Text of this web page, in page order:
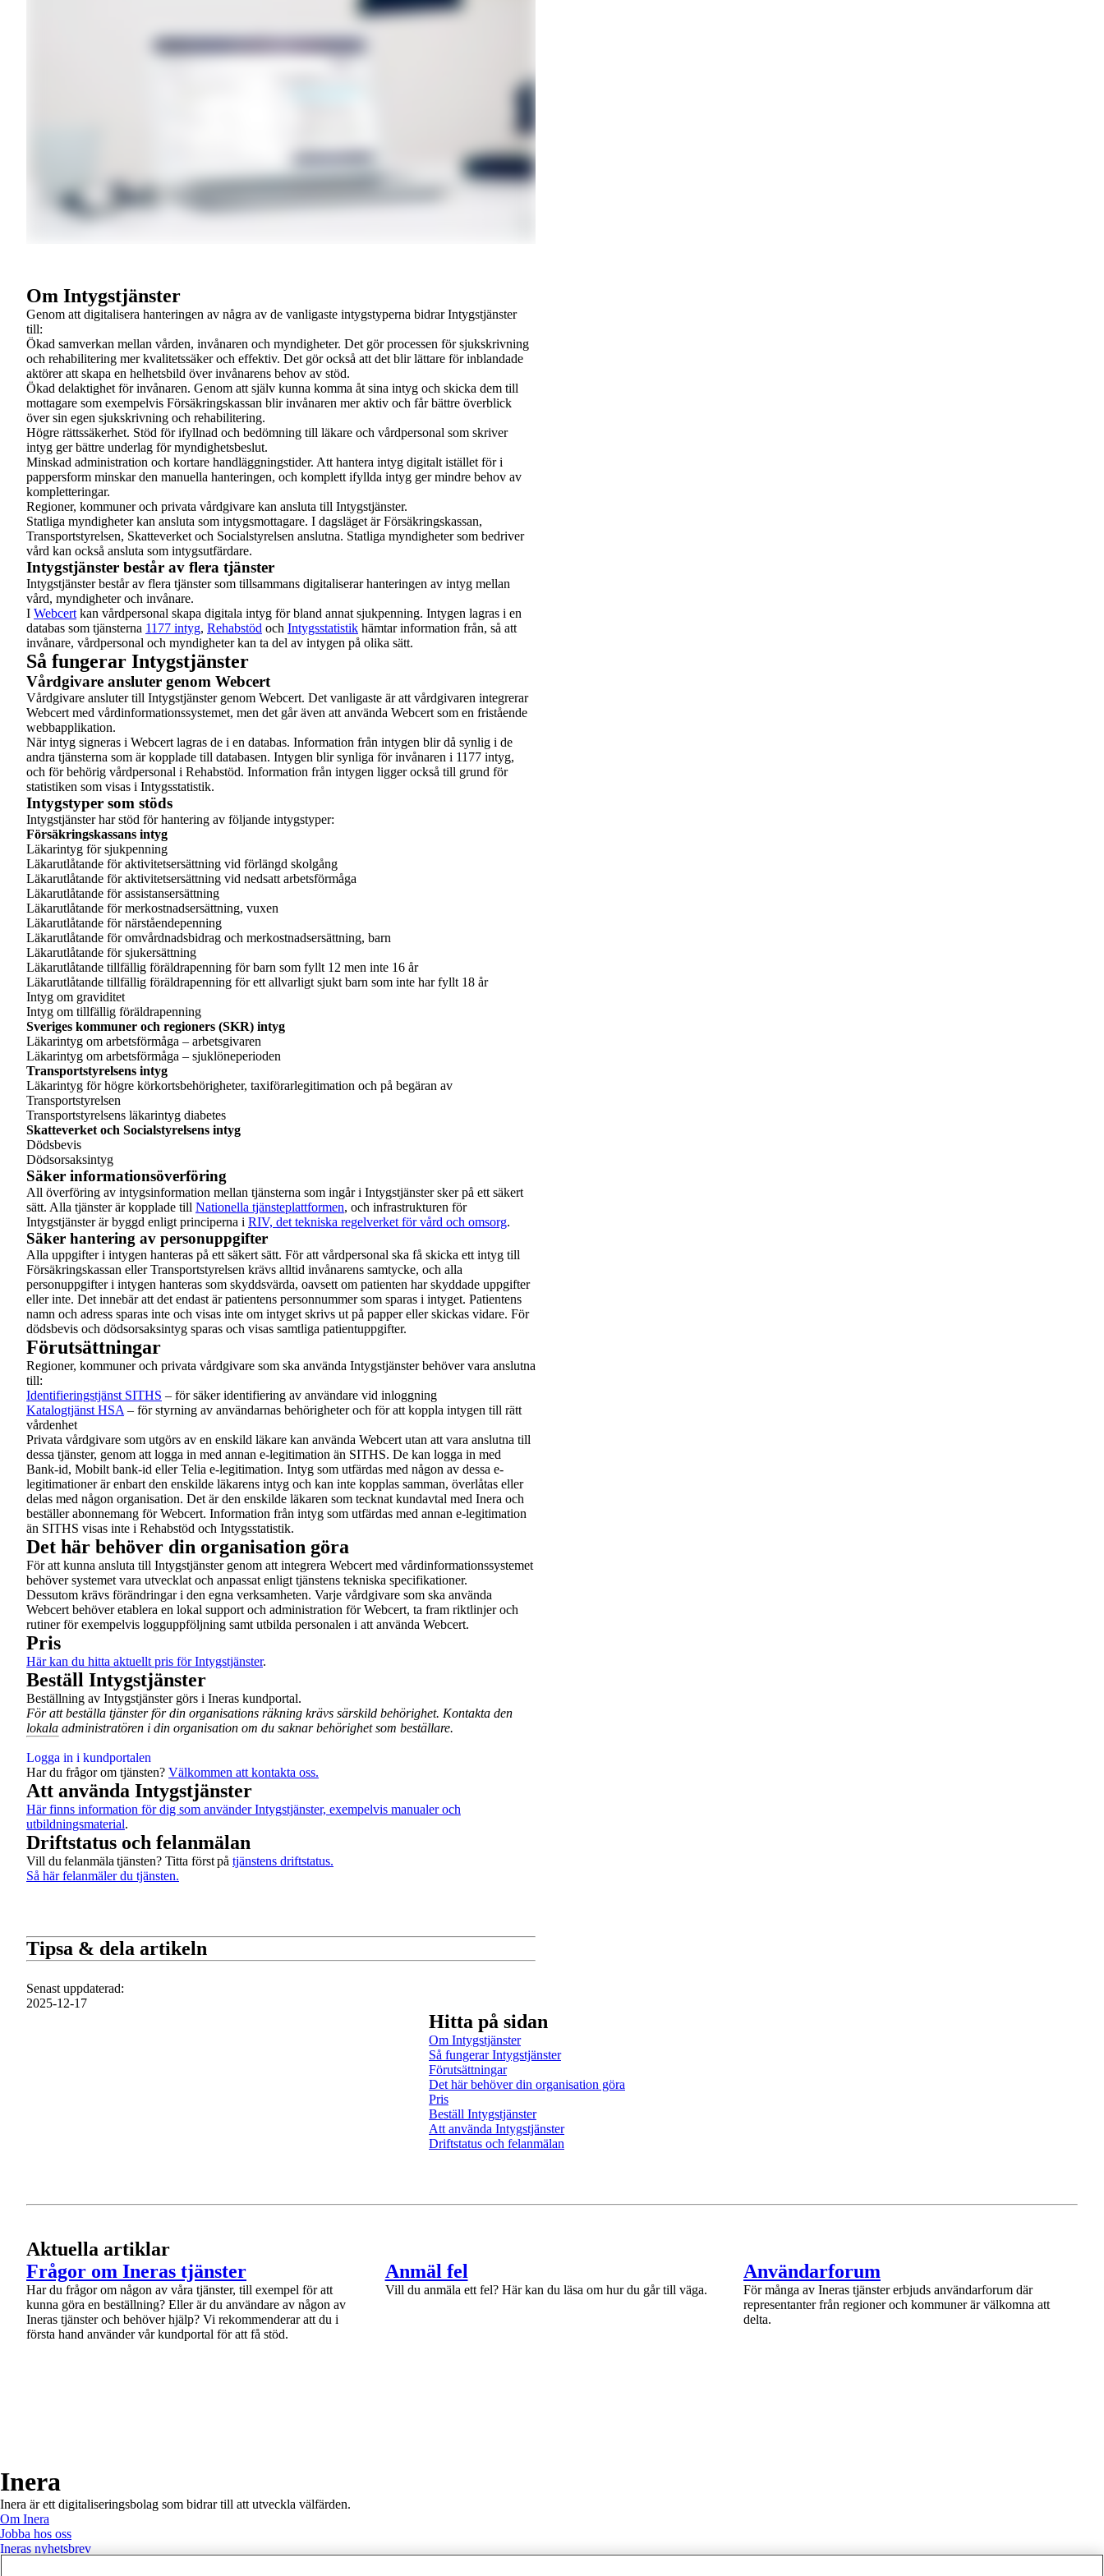
Om Intygstjänster
Genom att digitalisera hanteringen av några av de vanligaste intygstyperna bidrar Intygstjänster
till:
Ökad samverkan mellan vården, invånaren och myndigheter. Det gör processen för sjukskrivning
och rehabilitering mer kvalitetssäker och effektiv. Det gör också att det blir lättare för inblandade
aktörer att skapa en helhetsbild över invånarens behov av stöd.
Ökad delaktighet för invånaren. Genom att själv kunna komma åt sina intyg och skicka dem till
mottagare som exempelvis Försäkringskassan blir invånaren mer aktiv och får bättre överblick
över sin egen sjukskrivning och rehabilitering.
Högre rättssäkerhet. Stöd för ifyllnad och bedömning till läkare och vårdpersonal som skriver
intyg ger bättre underlag för myndighetsbeslut.
Minskad administration och kortare handläggningstider. Att hantera intyg digitalt istället för i
pappersform minskar den manuella hanteringen, och komplett ifyllda intyg ger mindre behov av
kompletteringar.
Regioner, kommuner och privata vårdgivare kan ansluta till Intygstjänster.
Statliga myndigheter kan ansluta som intygsmottagare. I dagsläget är Försäkringskassan,
Transportstyrelsen, Skatteverket och Socialstyrelsen anslutna. Statliga myndigheter som bedriver
vård kan också ansluta som intygsutfärdare.
Intygstjänster består av flera tjänster
Intygstjänster består av flera tjänster som tillsammans digitaliserar hanteringen av intyg mellan
vård, myndigheter och invånare.
I Webcertkan vårdpersonal skapa digitala intyg för bland annat sjukpenning. Intygen lagras i en
databas som tjänsterna 1177 intyg, Rehabstöd och Intygsstatistik hämtar information från, så att
invånare, vårdpersonal och myndigheter kan ta del av intygen på olika sätt.
Så fungerar Intygstjänster
Vårdgivare ansluter genom Webcert
Vårdgivare ansluter till Intygstjänster genom Webcert. Det vanligaste är att vårdgivaren integrerar
Webcert med vårdinformationssystemet, men det går även att använda Webcert som en fristående
webbapplikation.
När intyg signeras i Webcert lagras de i en databas. Information från intygen blir då synlig i de
andra tjänsterna som är kopplade till databasen. Intygen blir synliga för invånaren i 1177 intyg,
och för behörig vårdpersonal i Rehabstöd. Information från intygen ligger också till grund för
statistiken som visas i Intygsstatistik.
Intygstyper som stöds
Intygstjänster har stöd för hantering av följande intygstyper:
Försäkringskassans intyg
Läkarintyg för sjukpenning
Läkarutlåtande för aktivitetsersättning vid förlängd skolgång
Läkarutlåtande för aktivitetsersättning vid nedsatt arbetsförmåga
Läkarutlåtande för assistansersättning
Läkarutlåtande för merkostnadsersättning, vuxen
Läkarutlåtande för närståendepenning
Läkarutlåtande för omvårdnadsbidrag och merkostnadsersättning, barn
Läkarutlåtande för sjukersättning
Läkarutlåtande tillfällig föräldrapenning för barn som fyllt 12 men inte 16 år
Läkarutlåtande tillfällig föräldrapenning för ett allvarligt sjukt barn som inte har fyllt 18 år
Intyg om graviditet
Intyg om tillfällig föräldrapenning
Sveriges kommuner och regioners (SKR) intyg
Läkarintyg om arbetsförmåga – arbetsgivaren
Läkarintyg om arbetsförmåga – sjuklöneperioden
Transportstyrelsens intyg
Läkarintyg för högre körkortsbehörigheter, taxiförarlegitimation och på begäran av
Transportstyrelsen
Transportstyrelsens läkarintyg diabetes
Skatteverketoch Socialstyrelsens intyg
Dödsbevis
Dödsorsaksintyg
Säker informationsöverföring
All överföring av intygsinformation mellan tjänsterna som ingår i Intygstjänster sker på ett säkert
sätt. Alla tjänster är kopplade till Nationella tjänsteplattformen, och infrastrukturen för
Intygstjänster är byggd enligt principerna i RIV, det tekniska regelverket för vård och omsorg.
Säker hantering av personuppgifter
Alla uppgifter i intygen hanteras på ett säkert sätt. För att vårdpersonal ska få skicka ett intyg till
Försäkringskassan eller Transportstyrelsen krävs alltid invånarens samtycke, och alla
personuppgifter i intygen hanteras som skyddsvärda, oavsett om patienten har skyddade uppgifter
eller inte. Det innebär att det endast är patientens personnummer som sparas i intyget. Patientens
namn och adress sparas inte och visas inte om intyget skrivs ut på papper eller skickas vidare. För
dödsbevis och dödsorsaksintyg sparas och visas samtliga patientuppgifter.
Förutsättningar
Regioner, kommuner och privata vårdgivare som ska använda Intygstjänster behöver vara anslutna
till:
Identifieringstjänst SITHS – för säker identifiering av användare vid inloggning
Katalogtjänst HSA– för styrning av användarnas behörigheter och för att koppla intygen till rätt
vårdenhet
Privata vårdgivare som utgörs av en enskild läkare kan använda Webcert utan att vara anslutna till
dessa tjänster, genom att logga in med annan e-legitimation än SITHS. De kan logga in med
Bank-id, Mobilt bank-id eller Telia e-legitimation. Intyg som utfärdas med någon av dessa e-
legitimationer är enbart den enskilde läkarens intyg och kan inte kopplas samman, överlåtas eller
delas med någon organisation. Det är den enskilde läkaren som tecknat kundavtal med Inera och
beställer abonnemang för Webcert. Information från intyg som utfärdas med annan e-legitimation
än SITHS visas inte i Rehabstöd och Intygsstatistik.
Det här behöver din organisation göra
För att kunna ansluta till Intygstjänster genom att integrera Webcert med vårdinformationssystemet
behöver systemet vara utvecklat och anpassat enligt tjänstens tekniska specifikationer.
Dessutom krävs förändringar i den egna verksamheten. Varje vårdgivare som ska använda
Webcert behöver etablera en lokal support och administration för Webcert, ta fram riktlinjer och
rutiner för exempelvis logguppföljning samt utbilda personalen i att använda Webcert.
Pris
Här kan du hitta aktuellt pris för Intygstjänster.
Beställ Intygstjänster
Beställning av Intygstjänster görs i Ineras kundportal.
För att beställa tjänster för din organisations räkning krävs särskild behörighet. Kontakta den
lokala administratören i din organisation om du saknar behörighet som beställare.
Logga in i kundportalen
Har du frågor om tjänsten? Välkommen att kontakta oss.
Att använda Intygstjänster
Här finns information för dig som använder Intygstjänster, exempelvis manualer och
utbildningsmaterial.
Driftstatus och felanmälan
Vill du felanmäla tjänsten? Titta först på tjänstens driftstatus.
Så här felanmäler du tjänsten.
Tipsa & dela artikeln
Senast uppdaterad:
2025-12-17
Hitta på sidan
Om Intygstjänster
Så fungerar Intygstjänster
Förutsättningar
Det här behöver din organisation göra
Pris
Beställ Intygstjänster
Att använda Intygstjänster
Driftstatus och felanmälan
Aktuella artiklar
1 av 1
Frågor om Ineras tjänster
Har du frågor om någon av våra tjänster, till exempel för att
kunna göra en beställning? Eller är du användare av någon av
Ineras tjänster och behöver hjälp? Vi rekommenderar att du i
första hand använder vår kundportal för att få stöd.
1 av 1
Anmäl fel
Vill du anmäla ett fel? Här kan du läsa om hur du går till väga.
1 av 1
Användarforum
För många av Ineras tjänster erbjuds användarforum där
representanter från regioner och kommuner är välkomna att
delta.
Till toppen av sidan
Inera
Inera är ett digitaliseringsbolag som bidrar till att utveckla välfärden.
Om Inera
Jobba hos oss
Ineras nyhetsbrev